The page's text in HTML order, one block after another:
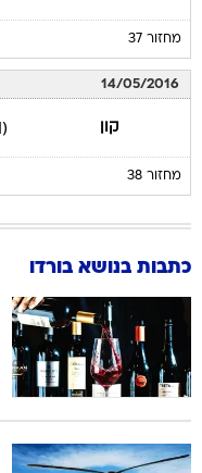
מחזור 37
14/05/2016
קון (1)
מחזור 38
כתבות בנושא בורדו